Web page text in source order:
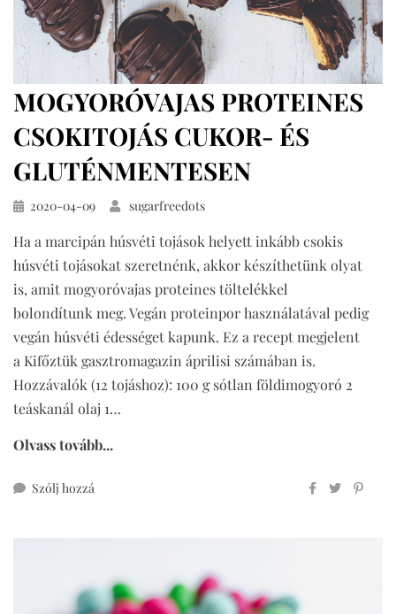
MOGYORÓVAJAS PROTEINES
CSOKITOJÁS CUKOR- ÉS
GLUTÉNMENTESEN
Közzétéve
2020-04-09 sugarfreedots
Ha a marcipán húsvéti tojások helyett inkább csokis
húsvéti tojásokat szeretnénk, akkor készíthetünk olyat
is, amit mogyoróvajas proteines töltelékkel
bolondítunk meg. Vegán proteinpor használatával pedig
vegán húsvéti édességet kapunk. Ez a recept megjelent
a Kifőztük gasztromagazin áprilisi számában is.
Hozzávalók (12 tojáshoz): 100 g sótlan földimogyoró 2
teáskanál olaj 1…
Olvass tovább...
Szólj hozzá
és
gluténmentesen